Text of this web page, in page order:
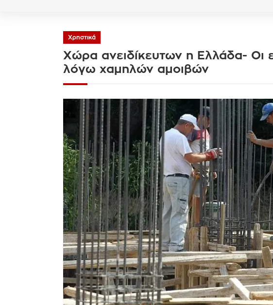
Χρηστικά
Χώρα ανειδίκευτων η Ελλάδα- Οι
λόγω χαμηλών αμοιβών